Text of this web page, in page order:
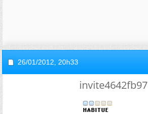
26/01/2012, 20h33
invite4642fb97